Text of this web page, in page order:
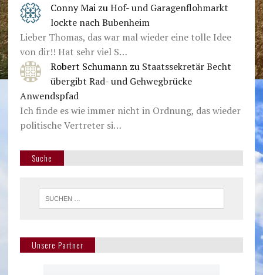
Conny Mai zu Hof- und Garagenflohmarkt
lockte nach Bubenheim
Lieber Thomas, das war mal wieder eine tolle Idee
von dir!! Hat sehr viel S…
Robert Schumann zu Staatssekretär Becht
übergibt Rad- und Gehwegbrücke
Anwendspfad
Ich finde es wie immer nicht in Ordnung, das wieder
politische Vertreter si…
Suche
Unsere Partner